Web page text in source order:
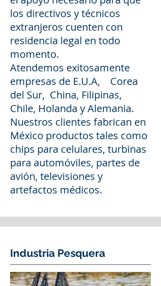
los directivos y técnicos
extranjeros cuenten con
residencia legal en todo
momento.
Atendemos exitosamente
empresas de E.U.A, Corea
del Sur, China, Filipinas,
Chile, Holanda y Alemania.
Nuestros clientes fabrican en
México productos tales como
chips para celulares, turbinas
para automóviles, partes de
avión, televisiones y
artefactos médicos.
Industria Pesquera